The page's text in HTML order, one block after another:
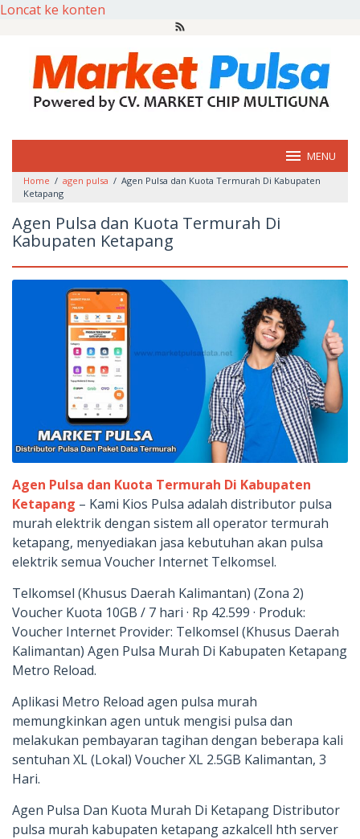
Loncat ke konten
MENU
Home / agen pulsa / Agen Pulsa dan Kuota Termurah Di Kabupaten
Ketapang
Agen Pulsa dan Kuota Termurah Di
Kabupaten Ketapang
Agen Pulsa dan Kuota Termurah Di Kabupaten
Ketapang – Kami Kios Pulsa adalah distributor pulsa
murah elektrik dengan sistem all operator termurah
ketapang, menyediakan jasa kebutuhan akan pulsa
elektrik semua Voucher Internet Telkomsel.
Telkomsel (Khusus Daerah Kalimantan) (Zona 2)
Voucher Kuota 10GB / 7 hari · Rp 42.599 · Produk:
Voucher Internet Provider: Telkomsel (Khusus Daerah
Kalimantan) Agen Pulsa Murah Di Kabupaten Ketapang
Metro Reload.
Aplikasi Metro Reload agen pulsa murah
memungkinkan agen untuk mengisi pulsa dan
melakukan pembayaran tagihan dengan beberapa kali
sentuhan XL (Lokal) Voucher XL 2.5GB Kalimantan, 3
Hari.
Agen Pulsa Dan Kuota Murah Di Ketapang Distributor
pulsa murah kabupaten ketapang azkalcell hth server